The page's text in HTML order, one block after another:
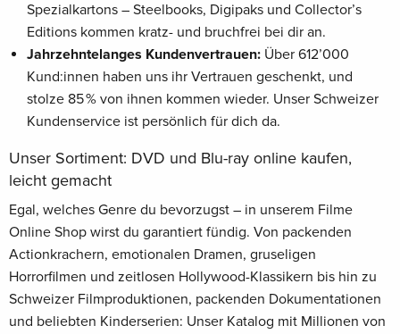
Spezialkartons – Steelbooks, Digipaks und Collector’s
Editions kommen kratz- und bruchfrei bei dir an.
Jahrzehntelanges Kundenvertrauen: Über 612’000
Kund:innen haben uns ihr Vertrauen geschenkt, und
stolze 85 % von ihnen kommen wieder. Unser Schweizer
Kundenservice ist persönlich für dich da.
Unser Sortiment: DVD und Blu-ray online kaufen,
leicht gemacht
Egal, welches Genre du bevorzugst – in unserem Filme
Online Shop wirst du garantiert fündig. Von packenden
Actionkrachern, emotionalen Dramen, gruseligen
Horrorfilmen und zeitlosen Hollywood-Klassikern bis hin zu
Schweizer Filmproduktionen, packenden Dokumentationen
und beliebten Kinderserien: Unser Katalog mit Millionen von